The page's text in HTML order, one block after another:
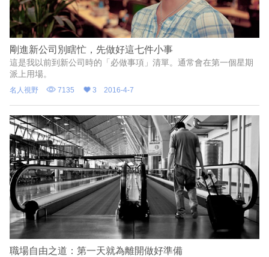
剛進新公司別瞎忙，先做好這七件小事
這是我以前到新公司時的「必做事項」清單。通常會在第一個星期
派上用場。
名人視野 7135 3 2016-4-7
職場自由之道：第一天就為離開做好準備